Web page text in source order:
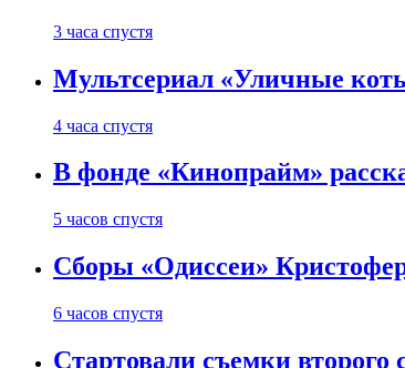
3 часа спустя
Мультсериал «Уличные
4 часа спустя
В фонде «Кинопрайм»
5 часов спустя
Сборы «Одиссеи»
6 часов спустя
Стартовали съемки второго